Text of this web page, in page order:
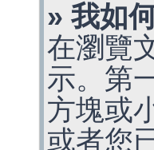
» 我如
在瀏覽
示。第
方塊或
或者您